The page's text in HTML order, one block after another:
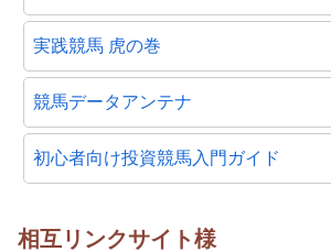
実践競馬 虎の巻
競馬データアンテナ
初心者向け投資競馬入門ガイド
相互リンクサイト様